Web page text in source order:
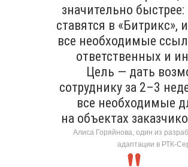
значительно быстрее:
ставятся в «Битрикс»,
все необходимые
ответственных и
Цель — дать
сотруднику за 2–3
все необходимые
на объектах
Алиса Горяйнова, один из
адаптации в РТК-